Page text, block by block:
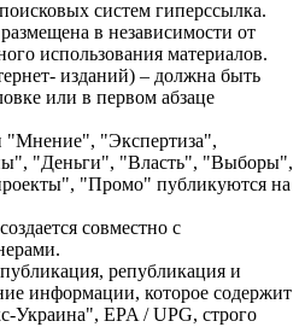
систем гиперссылка.
в независимости от
использования материалов.
изданий) – должна быть
или в первом абзаце
"Мнение", "Экспертиза",
"Деньги", "Власть", "Выборы",
"Промо" публикуются на
совместно с
републикация и
информации, которое содержит
Украина", EPA / UPG, строго